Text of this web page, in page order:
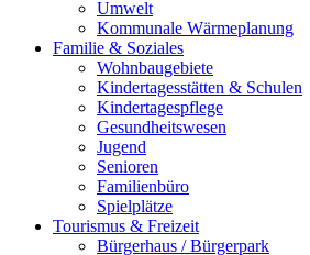
Umwelt
Kommunale Wärmeplanung
Familie & Soziales
Wohnbaugebiete
Kindertagesstätten & Schulen
Kindertagespflege
Gesundheitswesen
Jugend
Senioren
Familienbüro
Spielplätze
Tourismus & Freizeit
Bürgerhaus / Bürgerpark